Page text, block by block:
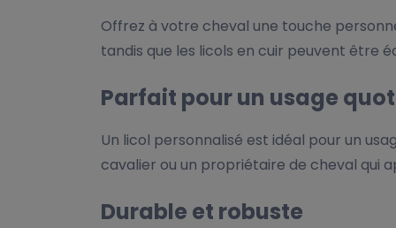
Offrez à votre cheval une touche
tandis que les licols en cuir peuvent être
Parfait pour un usage
Un licol personnalisé est idéal pour un
cavalier ou un propriétaire de cheval qui
Durable et robuste